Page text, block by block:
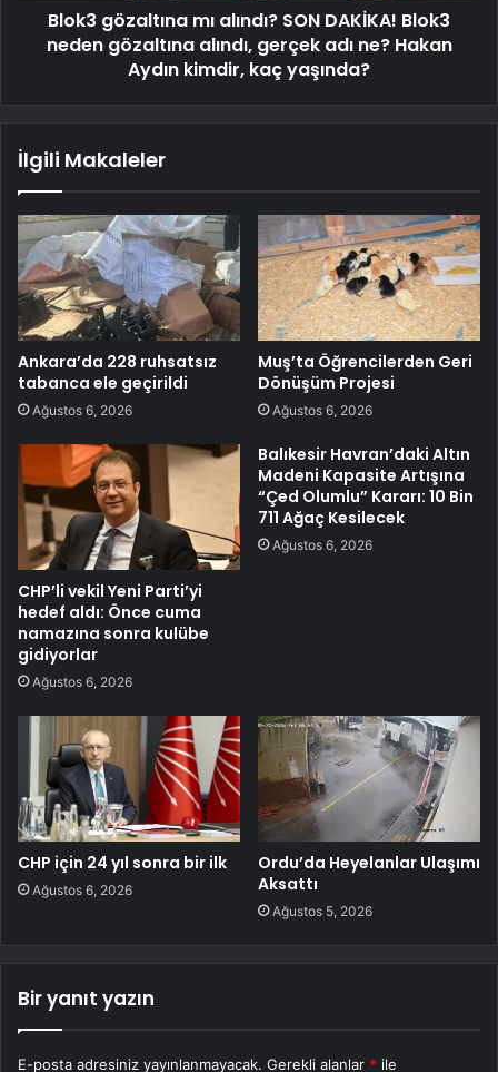
Blok3 gözaltına mı alındı? SON DAKİKA! Blok3
neden gözaltına alındı, gerçek adı ne? Hakan
Aydın kimdir, kaç yaşında?
İlgili Makaleler
Ankara’da 228 ruhsatsız
tabanca ele geçirildi
Ağustos 6, 2026
Muş’ta Öğrencilerden Geri
Dönüşüm Projesi
Ağustos 6, 2026
CHP’li vekil Yeni Parti’yi
hedef aldı: Önce cuma
namazına sonra kulübe
gidiyorlar
Ağustos 6, 2026
Balıkesir Havran’daki Altın
Madeni Kapasite Artışına
“Çed Olumlu” Kararı: 10 Bin
711 Ağaç Kesilecek
Ağustos 6, 2026
CHP için 24 yıl sonra bir ilk
Ağustos 6, 2026
Ordu’da Heyelanlar Ulaşımı
Aksattı
Ağustos 5, 2026
Bir yanıt yazın
E-posta adresiniz yayınlanmayacak. Gerekli alanlar * ile